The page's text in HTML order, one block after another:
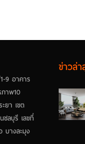
9 อาคาร
าพ10
ยา เขต
ลบุรี เลขที่
บางละมุง
ข่าวล่